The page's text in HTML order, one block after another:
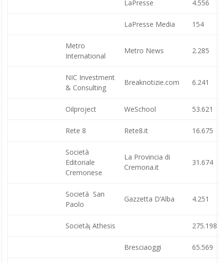
LaPresse 4.556
LaPresse Media 154
Metro
International
Metro News 2.285
NIC Investment
& Consulting
Breaknotizie.com 6.241
Oilproject WeSchool 53.621
Rete 8 Rete8.it 16.675
Società
Editoriale
Cremonese
La Provincia di
Cremona.it
31.674
Società San
Paolo
Gazzetta D’Alba 4.251
Società¡ Athesis 275.198
Bresciaoggi 65.569